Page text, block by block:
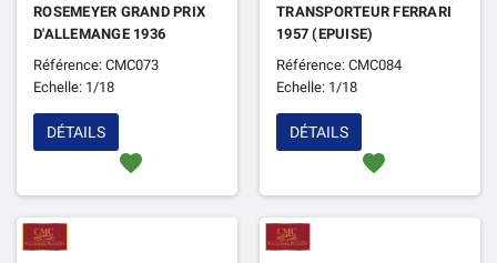
ROSEMEYER GRAND PRIX
D'ALLEMANGE 1936
(EPUISE)
Référence: CMC073
Echelle: 1/18
favorite
DÉTAILS
TRANSPORTEUR FERRARI
1957 (EPUISE)
Référence: CMC084
Echelle: 1/18
favorite
DÉTAILS